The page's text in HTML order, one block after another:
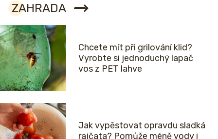
ZAHRADA
Chcete mít při grilování klid?
Vyrobte si jednoduchý lapač
vos z PET lahve
Jak vypěstovat opravdu sladká
rajčata? Pomůže méně vody i